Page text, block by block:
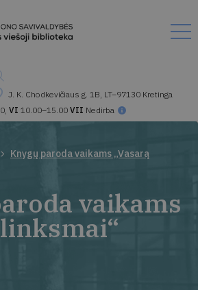
J. K. Chodkevičiaus g. 1B, LT–97130 Kretinga
VI 10.00–15.00 VII Nedirba
Knygų paroda vaikams „Vasarą
vaikams
linksmai“